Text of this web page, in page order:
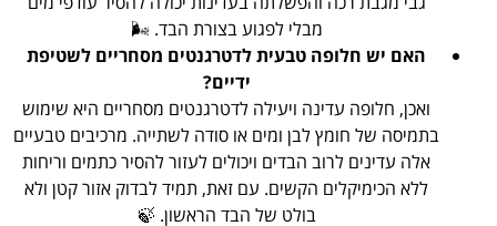
מבלי לפגוע בצורת הבד. 🌬️
האם יש חלופה טבעית לדטרגנטים מסחריים לשטיפת
ידיים?
ואכן, חלופה עדינה ויעילה לדטרגנטים מסחריים היא שימוש
בתמיסה של חומץ לבן ומים או סודה לשתייה. מרכיבים טבעיים
אלה עדינים לרוב הבדים ויכולים לעזור להסיר כתמים וריחות
ללא הכימיקלים הקשים. עם זאת, תמיד לבדוק אזור קטן ולא
בולט של הבד הראשון. 🍃